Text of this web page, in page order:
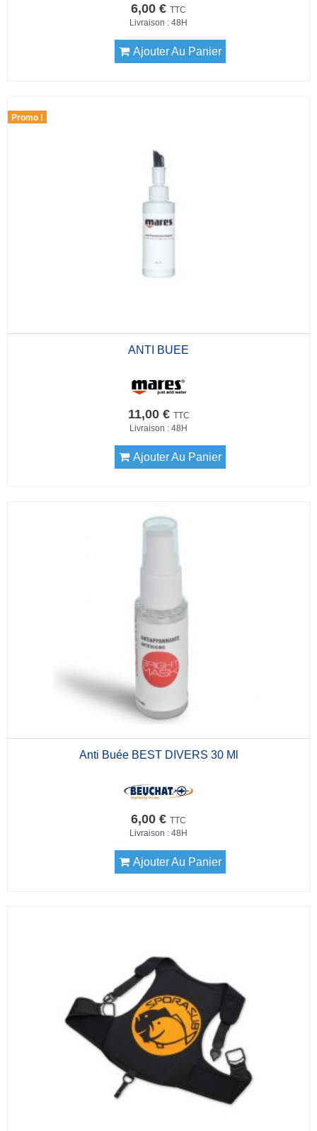
6,00 € TTC
Livraison : 48H
Ajouter Au Panier
Promo !
ANTI BUEE
11,00 € TTC
Livraison : 48H
Ajouter Au Panier
Anti Buée BEST DIVERS 30 Ml
6,00 € TTC
Livraison : 48H
Ajouter Au Panier